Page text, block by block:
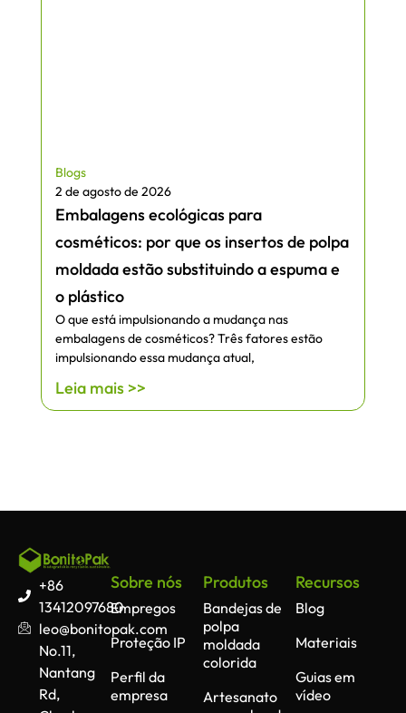
Blogs
2 de agosto de 2026
Embalagens ecológicas para
cosméticos: por que os insertos de polpa
moldada estão substituindo a espuma e
o plástico
O que está impulsionando a mudança nas
embalagens de cosméticos? Três fatores estão
impulsionando essa mudança atual,
Leia mais >>
+86
13412097680
leo@bonitopak.com
No.11,
Nantang
Rd,
Sobre nós
Empregos
Proteção IP
Perfil da
empresa
Produtos
Bandejas de
polpa
moldada
colorida
Artesanato
Recursos
Blog
Materiais
Guias em
vídeo